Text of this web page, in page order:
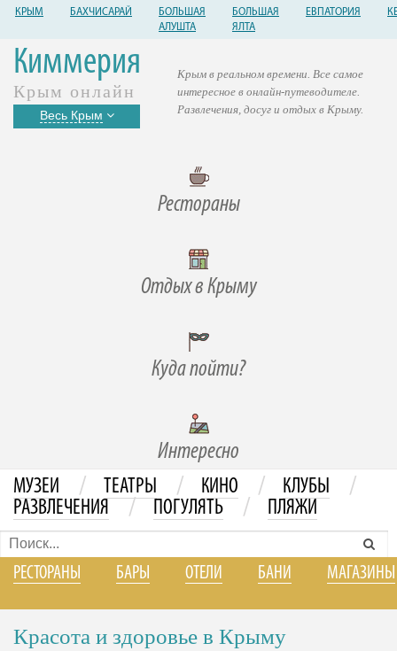
КРЫМ БАХЧИСАРАЙ
БОЛЬШАЯ
АЛУШТА
БОЛЬШАЯ
ЯЛТА
ЕВПАТОРИЯ
Киммерия
Крым онлайн
Весь Крым
Рестораны
Отдых в Крыму
Куда пойти?
Интересно
Крым в реальном времени. Все самое
интересное в онлайн-путеводителе.
Развлечения, досуг и отдых в Крыму.
МУЗЕИ / ТЕАТРЫ / КИНО / КЛУБЫ /
РАЗВЛЕЧЕНИЯ / ПОГУЛЯТЬ / ПЛЯЖИ
РЕСТОРАНЫ БАРЫ ОТЕЛИ БАНИ МАГАЗИНЫ
Красота и здоровье в Крыму